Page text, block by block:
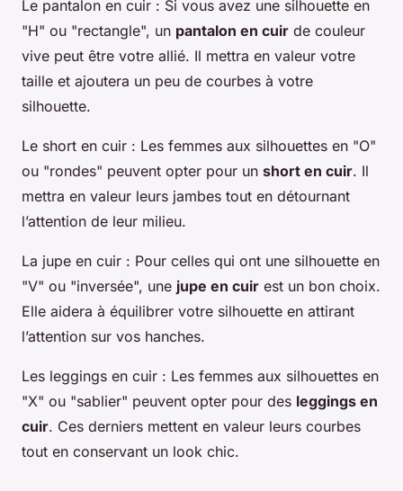
Le pantalon en cuir : Si vous avez une silhouette en
"H" ou "rectangle", un pantalon en cuir de couleur
vive peut être votre allié. Il mettra en valeur votre
taille et ajoutera un peu de courbes à votre
silhouette.
Le short en cuir : Les femmes aux silhouettes en "O"
ou "rondes" peuvent opter pour un short en cuir. Il
mettra en valeur leurs jambes tout en détournant
l’attention de leur milieu.
La jupe en cuir : Pour celles qui ont une silhouette en
"V" ou "inversée", une jupe en cuir est un bon choix.
Elle aidera à équilibrer votre silhouette en attirant
l’attention sur vos hanches.
Les leggings en cuir : Les femmes aux silhouettes en
"X" ou "sablier" peuvent opter pour des leggings en
cuir. Ces derniers mettent en valeur leurs courbes
tout en conservant un look chic.